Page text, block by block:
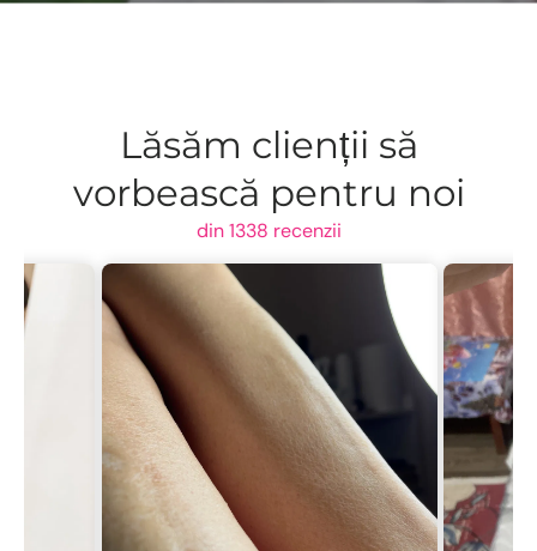
Lăsăm clienții să
vorbească pentru noi
din 1338 recenzii